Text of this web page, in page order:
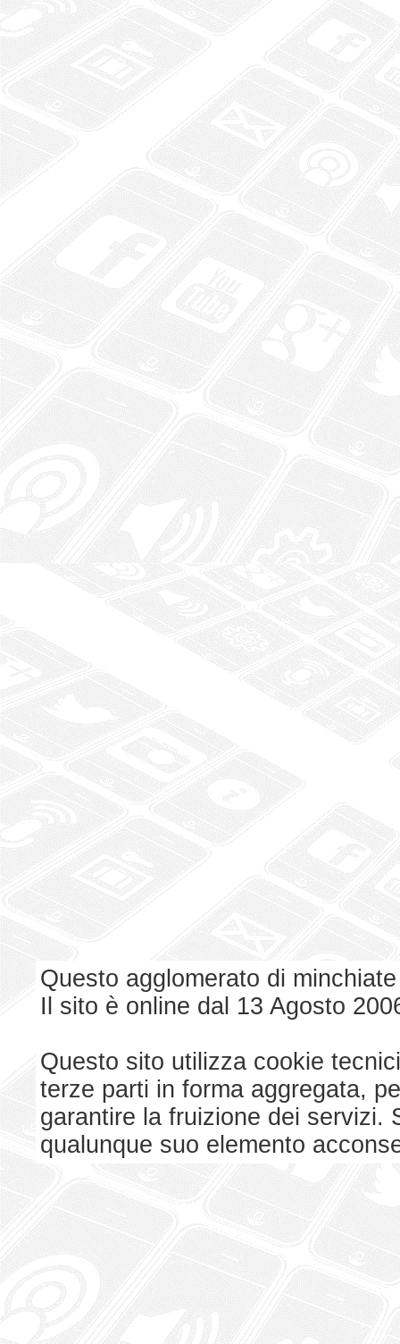
Questo agglomerato di
Il sito è online dal 13 Agosto
Questo sito utilizza cookie
terze parti in forma aggregata,
garantire la fruizione dei servizi.
qualunque suo elemento